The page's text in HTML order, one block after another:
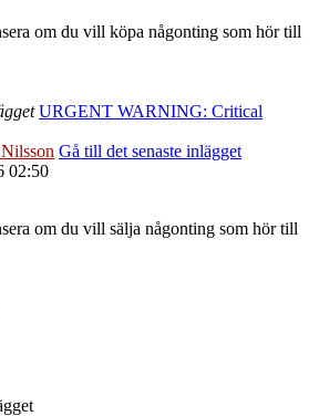
om du vill köpa någonting som hör till
URGENT WARNING: Critical
Gå till det senaste inlägget
02:50
om du vill sälja någonting som hör till